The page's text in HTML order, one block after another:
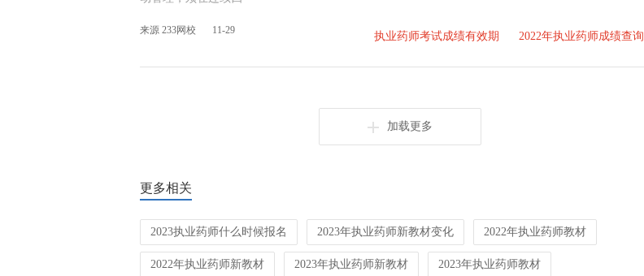
来源 233网校 11-29 执业药师考试成绩有效期 2022年执业药师成绩查询
加载更多
更多相关
2023执业药师什么时候报名 2023年执业药师新教材变化 2022年执业药师教材
2022年执业药师新教材 2023年执业药师新教材 2023年执业药师教材